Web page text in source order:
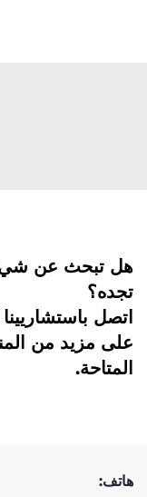
هل تبحث عن شيءٍ
تجده؟
اتصل
على مزيد من
المتاحة.
هاتف: